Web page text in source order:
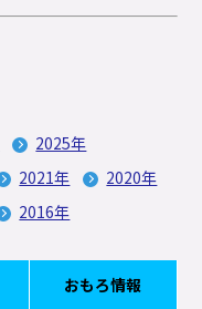
2025年
2021年
2020年
2016年
おもろ情報